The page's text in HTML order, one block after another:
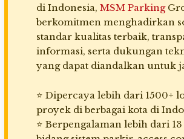
di Indonesia, MSM Parking
berkomitmen menghadirkan
standar kualitas terbaik,
informasi, serta dukungan
yang dapat diandalkan untuk
⭐ Dipercaya lebih dari 1500+
proyek di berbagai kota di
⭐ Berpengalaman lebih dari